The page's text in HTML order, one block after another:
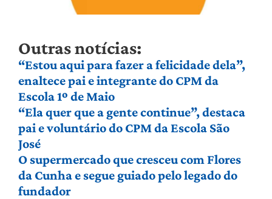
Outras notícias:
“Estou aqui para fazer a felicidade dela”,
enaltece pai e integrante do CPM da
Escola 1º de Maio
“Ela quer que a gente continue”, destaca
pai e voluntário do CPM da Escola São
José
O supermercado que cresceu com Flores
da Cunha e segue guiado pelo legado do
fundador